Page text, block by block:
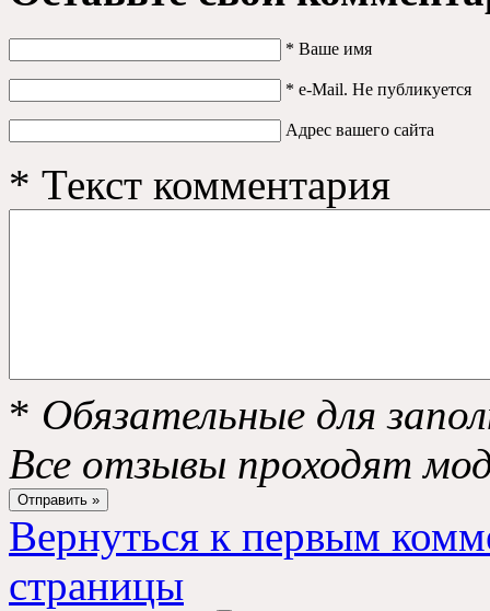
* Ваше имя
* e-Mail. Не публикуется
Адрес вашего сайта
* Текст комментария
* Обязательные для
Все отзывы проходят
Вернуться к первым
страницы